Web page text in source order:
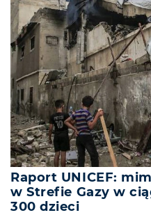
Raport UNICEF:
w Strefie Gazy w
300 dzieci